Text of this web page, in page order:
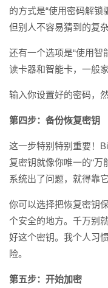
的方式是“使用密码解锁
但别人不容易猜到的复杂
还有一个选项是“使用智
读卡器和智能卡，一般
输入你设置好的密码，然
第四步：备份恢复密钥
这一步特别特别重要！
复密钥就像你唯一的“万
系统出了问题，就得靠它
你可以选择把恢复密钥
个安全的地方。千万别
好这个密钥。我个人习
险。
第五步：开始加密